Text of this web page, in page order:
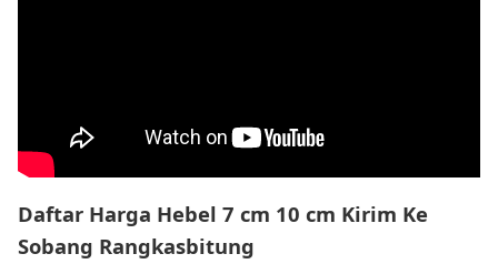
Daftar Harga Hebel 7 cm 10 cm Kirim Ke
Sobang Rangkasbitung